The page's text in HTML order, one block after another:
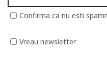
Confirma ca nu esti
Vreau newsletter